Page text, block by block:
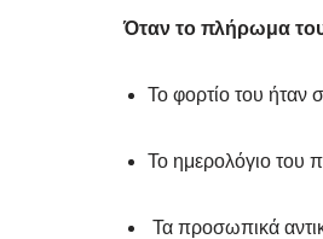
Όταν το πλήρωμα του
Το φορτίο του ήταν
Το ημερολόγιο του
Τα προσωπικά